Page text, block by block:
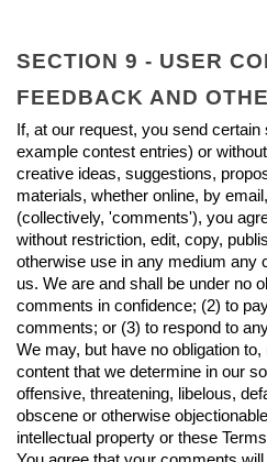
SECTION 9 - USER
FEEDBACK AND
If, at our request, you send
example contest entries) or
creative ideas, suggestions,
materials, whether online, by
(collectively, 'comments'), you
without restriction, edit, copy,
otherwise use in any medium any
us. We are and shall be under no
comments in confidence; (2) to
comments; or (3) to respond to
We may, but have no obligation
content that we determine in our
offensive, threatening, libelous,
obscene or otherwise
intellectual property or these